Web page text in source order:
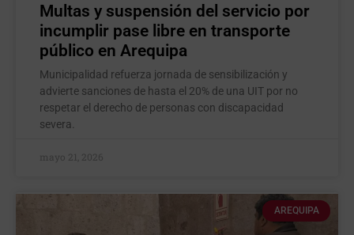
Multas y suspensión del servicio por
incumplir pase libre en transporte
público en Arequipa
Municipalidad refuerza jornada de sensibilización y
advierte sanciones de hasta el 20% de una UIT por no
respetar el derecho de personas con discapacidad
severa.
mayo 21, 2026
AREQUIPA